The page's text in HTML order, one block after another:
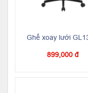
Ghế xoay lưới
899,000 đ